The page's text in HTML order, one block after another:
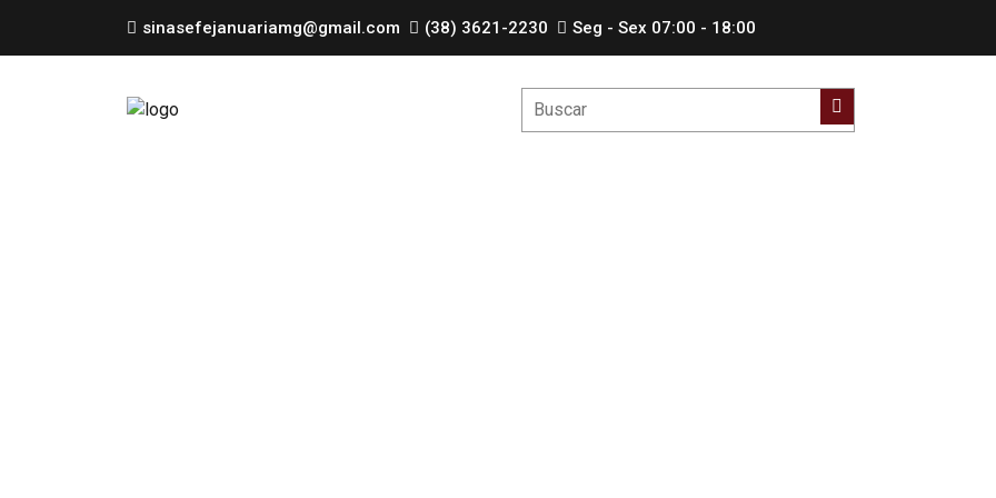
sinasefejanuariamg@gmail.com (38) 3621-2230 Seg - Sex 07:00 - 18:00